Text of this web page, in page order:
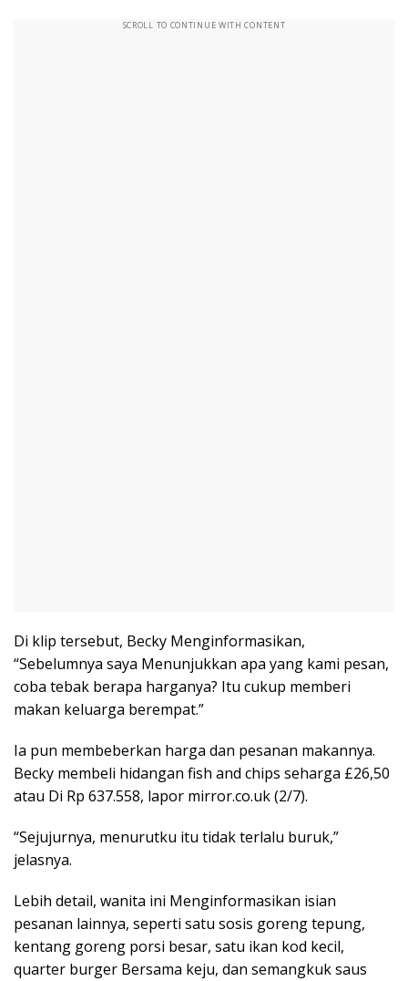
SCROLL TO CONTINUE WITH CONTENT
Di klip tersebut, Becky Menginformasikan,
“Sebelumnya saya Menunjukkan apa yang kami pesan,
coba tebak berapa harganya? Itu cukup memberi
makan keluarga berempat.”
Ia pun membeberkan harga dan pesanan makannya.
Becky membeli hidangan fish and chips seharga £26,50
atau Di Rp 637.558, lapor mirror.co.uk (2/7).
“Sejujurnya, menurutku itu tidak terlalu buruk,”
jelasnya.
Lebih detail, wanita ini Menginformasikan isian
pesanan lainnya, seperti satu sosis goreng tepung,
kentang goreng porsi besar, satu ikan kod kecil,
quarter burger Bersama keju, dan semangkuk saus